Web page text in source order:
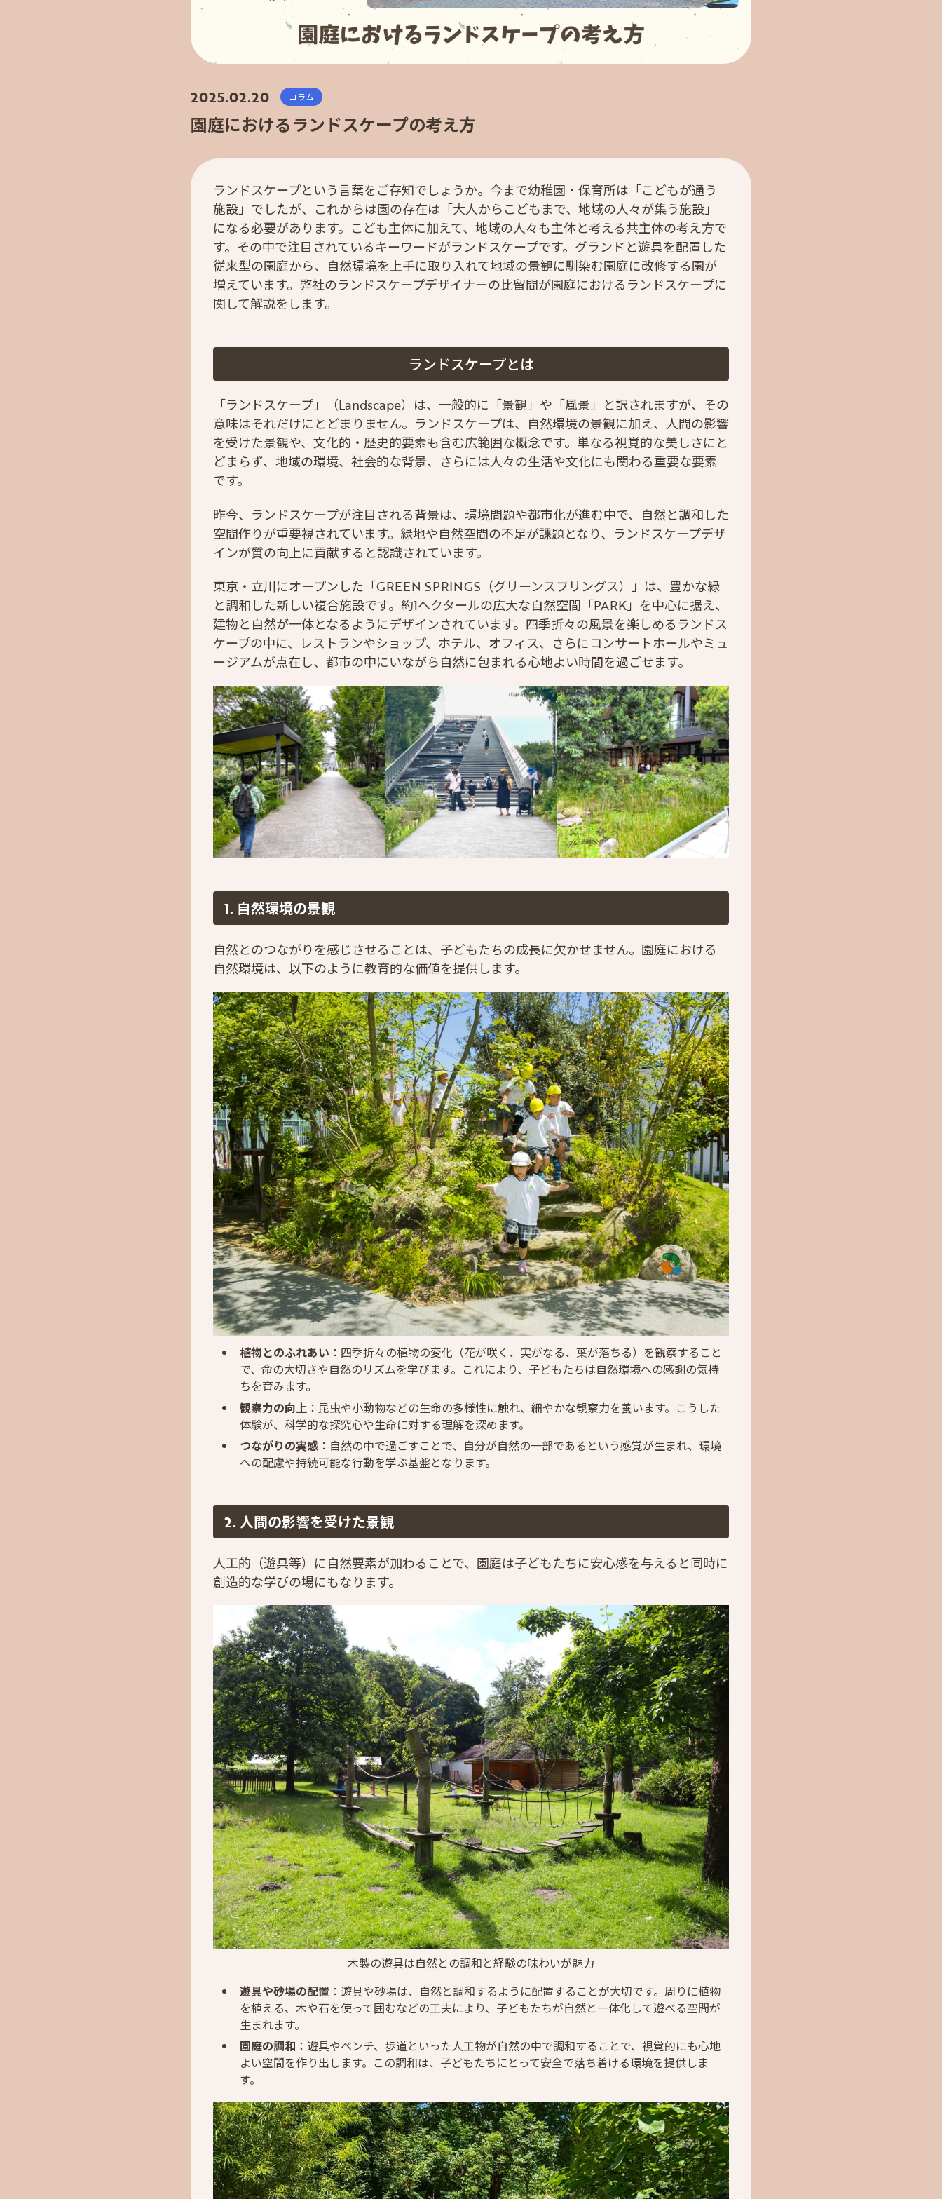
2025.02.20 コラム
園庭におけるランドスケープの考え方
ランドスケープという言葉をご存知でしょうか。今まで幼稚園・保育所は「こどもが通う
施設」でしたが、これからは園の存在は「大人からこどもまで、地域の人々が集う施設」
になる必要があります。こども主体に加えて、地域の人々も主体と考える共主体の考え方で
す。その中で注目されているキーワードがランドスケープです。グランドと遊具を配置した
従来型の園庭から、自然環境を上手に取り入れて地域の景観に馴染む園庭に改修する園が
増えています。弊社のランドスケープデザイナーの比留間が園庭におけるランドスケープに
関して解説をします。
ランドスケープとは
「ランドスケープ」（Landscape）は、一般的に「景観」や「風景」と訳されますが、その
意味はそれだけにとどまりません。ランドスケープは、自然環境の景観に加え、人間の影響
を受けた景観や、文化的・歴史的要素も含む広範囲な概念です。単なる視覚的な美しさにと
どまらず、地域の環境、社会的な背景、さらには人々の生活や文化にも関わる重要な要素
です。
昨今、ランドスケープが注目される背景は、環境問題や都市化が進む中で、自然と調和した
空間作りが重要視されています。緑地や自然空間の不足が課題となり、ランドスケープデザ
インが質の向上に貢献すると認識されています。
東京・立川にオープンした「GREEN SPRINGS（グリーンスプリングス）」は、豊かな緑
と調和した新しい複合施設です。約1ヘクタールの広大な自然空間「PARK」を中心に据え、
建物と自然が一体となるようにデザインされています。四季折々の風景を楽しめるランドス
ケープの中に、レストランやショップ、ホテル、オフィス、さらにコンサートホールやミュ
ージアムが点在し、都市の中にいながら自然に包まれる心地よい時間を過ごせます。
1. 自然環境の景観
自然とのつながりを感じさせることは、子どもたちの成長に欠かせません。園庭における
自然環境は、以下のように教育的な価値を提供します。
植物とのふれあい ：四季折々の植物の変化（花が咲く、実がなる、葉が落ちる）を観察すること
で、命の大切さや自然のリズムを学びます。これにより、子どもたちは自然環境への感謝の気持
ちを育みます。
観察力の向上 ：昆虫や小動物などの生命の多様性に触れ、細やかな観察力を養います。こうした
体験が、科学的な探究心や生命に対する理解を深めます。
つながりの実感 ：自然の中で過ごすことで、自分が自然の一部であるという感覚が生まれ、環境
への配慮や持続可能な行動を学ぶ基盤となります。
2. 人間の影響を受けた景観
人工的（遊具等）に自然要素が加わることで、園庭は子どもたちに安心感を与えると同時に
創造的な学びの場にもなります。
木製の遊具は自然との調和と経験の味わいが魅力
遊具や砂場の配置 ：遊具や砂場は、自然と調和するように配置することが大切です。周りに植物
を植える、木や石を使って囲むなどの工夫により、子どもたちが自然と一体化して遊べる空間が
生まれます。
園庭の調和 ：遊具やベンチ、歩道といった人工物が自然の中で調和することで、視覚的にも心地
よい空間を作り出します。この調和は、子どもたちにとって安全で落ち着ける環境を提供しま
す。